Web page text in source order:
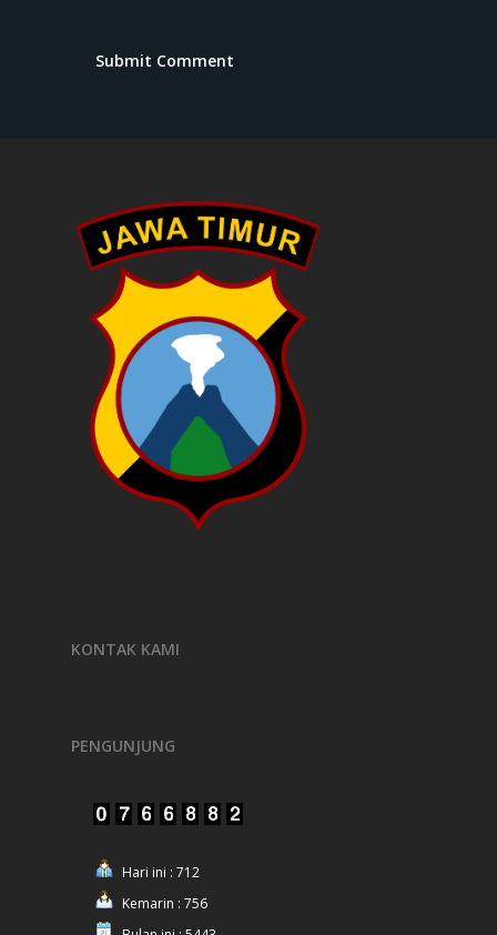
KONTAK KAMI
PENGUNJUNG
Hari ini : 712
Kemarin : 756